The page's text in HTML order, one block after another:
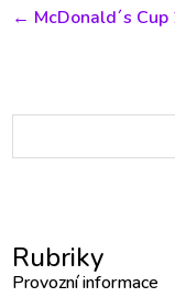
← McDonald´s
Vyhledávání
Rubriky
Provozní informace